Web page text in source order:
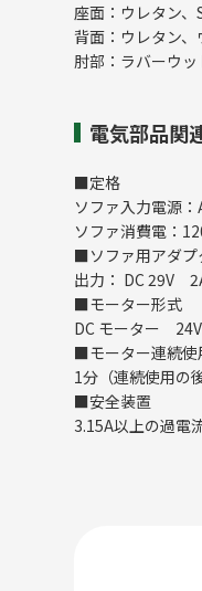
座面：ウレタン
背面：ウレタン
肘部：ラバーウ
電気部品関
■定格
ソファ入力電源
ソファ消費電：
■ソファ用アダプ
出力： DC 29V
■モーター形式
DC モーター 24V
■モーター連続使
1分（連続使用の
■安全装置
3.15A以上の過電